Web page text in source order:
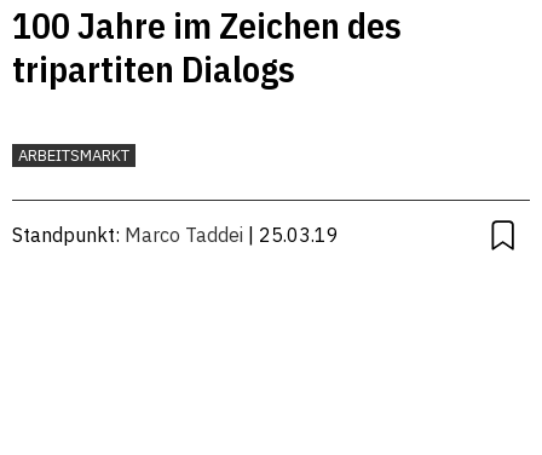
100 Jahre im Zeichen des
tripartiten Dialogs
ARBEITSMARKT
Standpunkt: Marco Taddei | 25.03.19